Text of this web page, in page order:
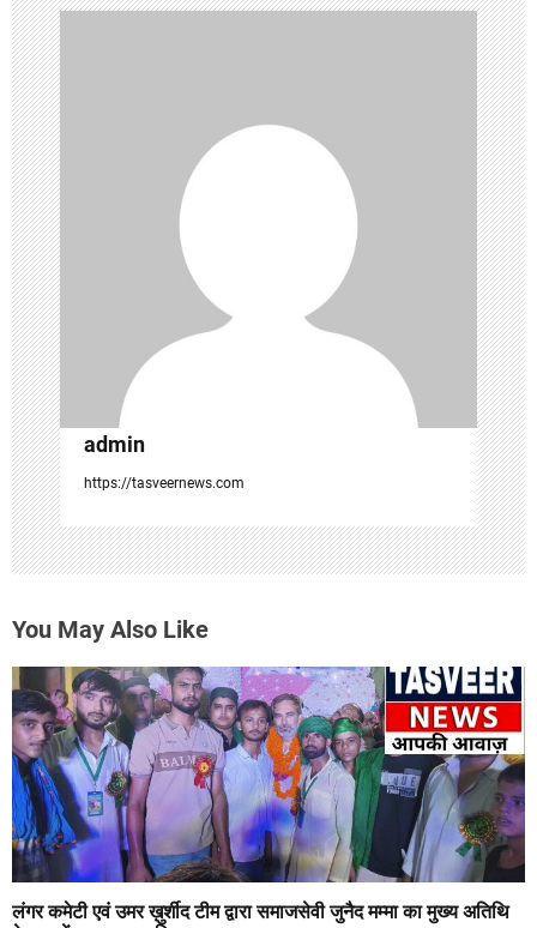
v
i
g
a
t
i
o
n
admin
https://tasveernews.com
You May Also Like
लंगर कमेटी एवं उमर ख़ुर्शीद टीम द्वारा समाजसेवी जुनैद मम्मा का मुख्य अतिथि